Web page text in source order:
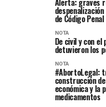
Alerta: graves
de Código Penal
NOTA
De civil y con
detuvieron los
NOTA
#AbortoLegal:
construcción
económica y la
medicamentos